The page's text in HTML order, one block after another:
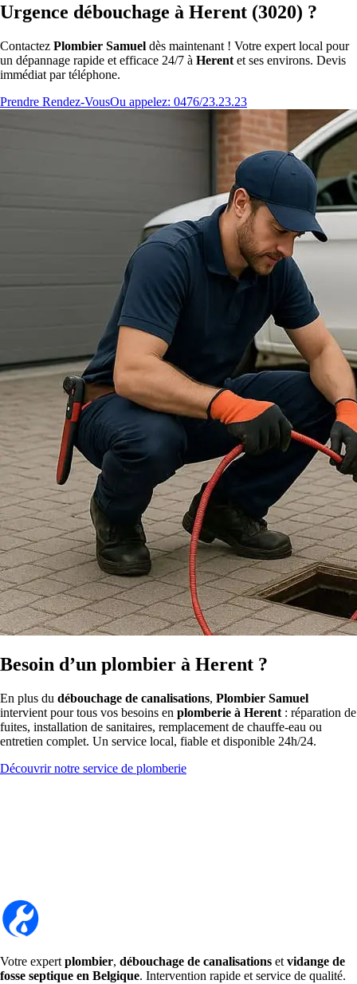
Urgence débouchage à Herent (3020) ?
Contactez Plombier Samuel dès maintenant ! Votre expert local pour
un dépannage rapide et efficace 24/7 à Herent et ses environs. Devis
immédiat par téléphone.
Prendre Rendez-VousOu appelez: 0476/23.23.23
Besoin d’un plombier à Herent ?
En plus du débouchage de canalisations, Plombier Samuel
intervient pour tous vos besoins en plomberie à Herent : réparation de
fuites, installation de sanitaires, remplacement de chauffe-eau ou
entretien complet. Un service local, fiable et disponible 24h/24.
Découvrir notre service de plomberie
Votre expert plombier, débouchage de canalisations et vidange de
fosse septique en Belgique. Intervention rapide et service de qualité.